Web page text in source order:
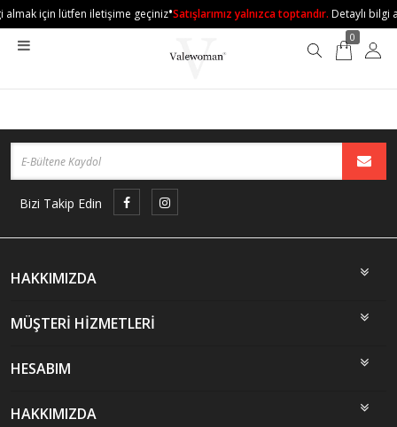
almak için lütfen iletişime geçiniz•Satışlarımız yalnızca toptandır. Detaylı bilgi
0
Bizi Takip Edin
HAKKIMIZDA
MÜŞTERİ HİZMETLERİ
HESABIM
HAKKIMIZDA